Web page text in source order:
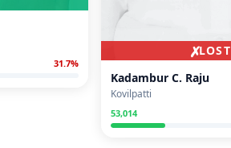
31.7%
✗LOST
Kadambur C. Raju
Kovilpatti
53,014